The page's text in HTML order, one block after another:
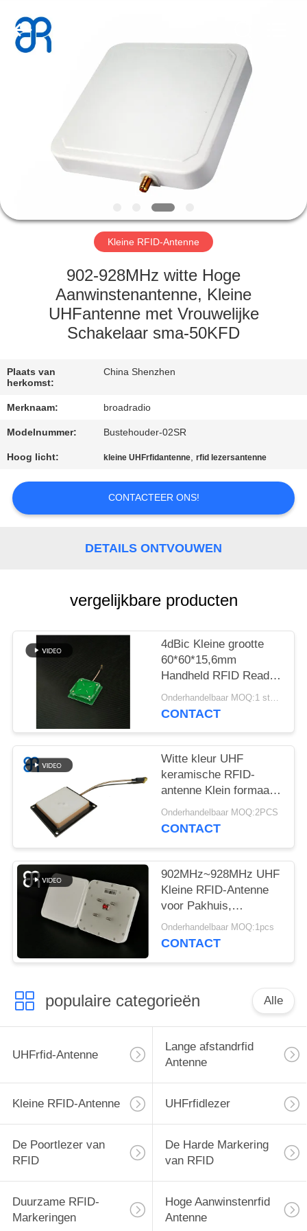
PRODUCTEN
VIDEOS
VR-
SHOW
ONGEVEER
FABRIEKSREIS
KWALITEITSCONTROLE
ONS
NIEUWS
GEVALLEN
VERZOEK
EEN
CITAAT
SITEMAP
PRIVACYBELEID
Technology
Co.,LTD..
Rights
Reserved.
Kleine RFID-Antenne
902-928MHz witte Hoge
Aanwinstenantenne, Kleine
UHFantenne met Vrouwelijke
Schakelaar sma-50KFD
Plaats van
herkomst:
China Shenzhen
Merknaam: broadradio
Modelnummer: Bustehouder-02SR
Hoog licht: kleine UHFrfidantenne,rfid lezersantenne
CONTACTEER ONS!
DETAILS ONTVOUWEN
vergelijkbare producten
4dBic Kleine grootte
60*60*15,6mm
Handheld RFID Reader
Antenne 25g UHF RFID
Antenne voor Terminal
Onderhandelbaar MOQ:1 stuks
CONTACT
Witte kleur UHF
keramische RFID-
antenne Klein formaat
Circulaire polarisatie
2dBic RFID UHF-
Onderhandelbaar MOQ:2PCS
CONTACT
902MHz~928MHz UHF
Kleine RFID-Antenne
voor Pakhuis,
Logistiek,
Kleinhandelsbeheer
Onderhandelbaar MOQ:1pcs
CONTACT
populaire categorieën Alle
UHFrfid-Antenne
Lange afstandrfid
Antenne
Kleine RFID-Antenne UHFrfidlezer
De Poortlezer van
RFID
De Harde Markering
van RFID
Duurzame RFID-
Markeringen
Hoge Aanwinstenrfid
Antenne